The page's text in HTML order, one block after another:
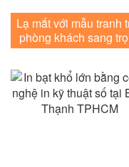
Lạ mắt với mẫu tranh
phòng khách sang